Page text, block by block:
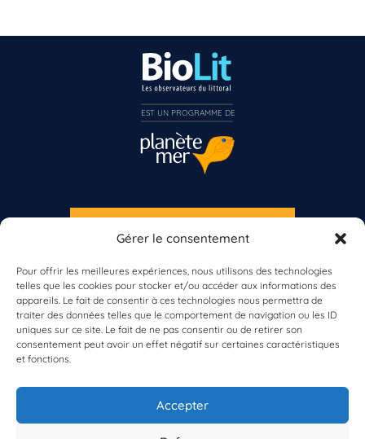
Gérer le consentement
Pour offrir les meilleures expériences, nous utilisons des technologies
telles que les cookies pour stocker et/ou accéder aux informations des
appareils. Le fait de consentir à ces technologies nous permettra de
traiter des données telles que le comportement de navigation ou les ID
uniques sur ce site. Le fait de ne pas consentir ou de retirer son
consentement peut avoir un effet négatif sur certaines caractéristiques
et fonctions.
Accepter
À propos de BioLit
Vos données d'observation
Ressources
Résultats du programme
S'INSCRIRE À LA NEWSLETTER
Vous n’êtes pas encore inscrit à Biolit ?
Inscrivez-vous dès maintenant